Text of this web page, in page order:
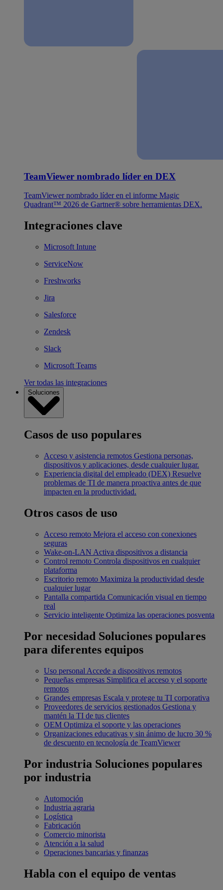
TeamViewer nombrado líder en DEX
TeamViewer nombrado líder en el informe Magic
Quadrant™ 2026 de Gartner® sobre herramientas DEX.
Integraciones clave
Microsoft Intune
ServiceNow
Freshworks
Jira
Salesforce
Zendesk
Slack
Microsoft Teams
Ver todas las integraciones
Soluciones
Casos de uso populares
Acceso y asistencia remotos Gestiona personas,
dispositivos y aplicaciones, desde cualquier lugar.
Experiencia digital del empleado (DEX) Resuelve
problemas de TI de manera proactiva antes de que
impacten en la productividad.
Otros casos de uso
Acceso remoto Mejora el acceso con conexiones
seguras
Wake-on-LAN Activa dispositivos a distancia
Control remoto Controla dispositivos en cualquier
plataforma
Escritorio remoto Maximiza la productividad desde
cualquier lugar
Pantalla compartida Comunicación visual en tiempo
real
Servicio inteligente Optimiza las operaciones posventa
Por necesidad Soluciones populares
para diferentes equipos
Uso personal Accede a dispositivos remotos
Pequeñas empresas Simplifica el acceso y el soporte
remotos
Grandes empresas Escala y protege tu TI corporativa
Proveedores de servicios gestionados Gestiona y
mantén la TI de tus clientes
OEM Optimiza el soporte y las operaciones
Organizaciones educativas y sin ánimo de lucro 30 %
de descuento en tecnología de TeamViewer
Por industria Soluciones populares
por industria
Automoción
Industria agraria
Logística
Fabricación
Comercio minorista
Atención a la salud
Operaciones bancarias y finanzas
Habla con el equipo de ventas